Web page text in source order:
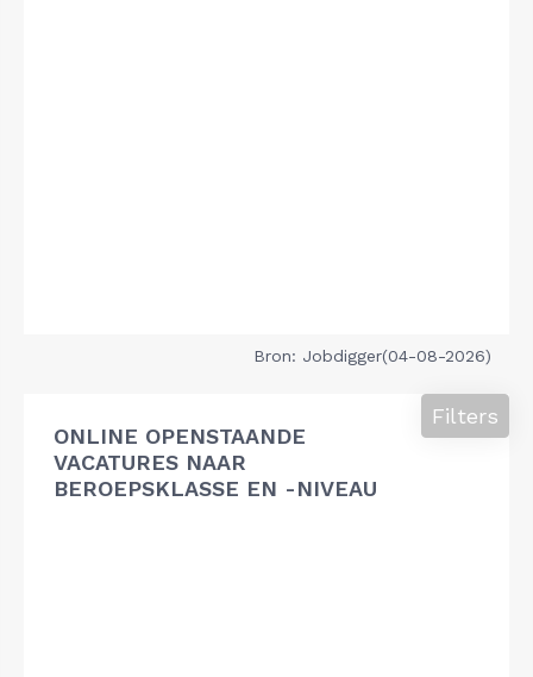
Bron: Jobdigger(04-08-2026)
ONLINE OPENSTAANDE
VACATURES NAAR
BEROEPSKLASSE EN -NIVEAU
Filters